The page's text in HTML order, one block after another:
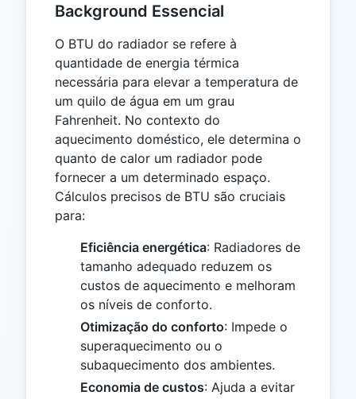
Background Essencial
O BTU do radiador se refere à
quantidade de energia térmica
necessária para elevar a temperatura de
um quilo de água em um grau
Fahrenheit. No contexto do
aquecimento doméstico, ele determina o
quanto de calor um radiador pode
fornecer a um determinado espaço.
Cálculos precisos de BTU são cruciais
para:
Eficiência energética: Radiadores de
tamanho adequado reduzem os
custos de aquecimento e melhoram
os níveis de conforto.
Otimização do conforto: Impede o
superaquecimento ou o
subaquecimento dos ambientes.
Economia de custos: Ajuda a evitar